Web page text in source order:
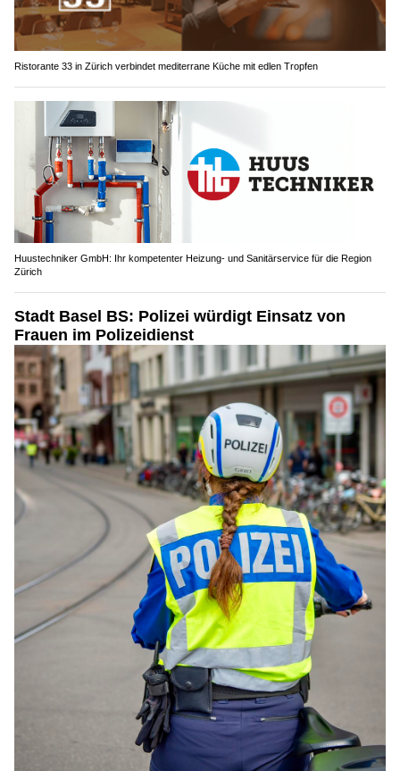
Ristorante 33 in Zürich verbindet mediterrane Küche mit edlen Tropfen
Huustechniker GmbH: Ihr kompetenter Heizung- und Sanitärservice für die Region
Zürich
Stadt Basel BS: Polizei würdigt Einsatz von
Frauen im Polizeidienst